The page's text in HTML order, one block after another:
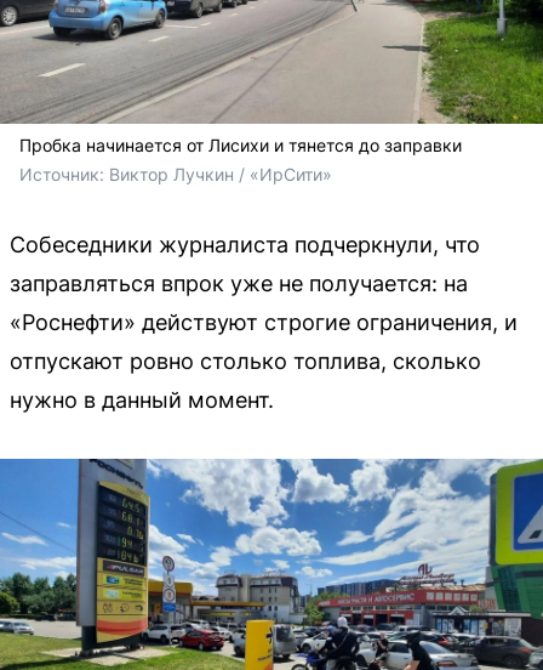
Пробка начинается от Лисихи и тянется до заправки
Источник: Виктор Лучкин / «ИрСити»
Собеседники журналиста подчеркнули, что
заправляться впрок уже не получается: на
«Роснефти» действуют строгие ограничения, и
отпускают ровно столько топлива, сколько
нужно в данный момент.